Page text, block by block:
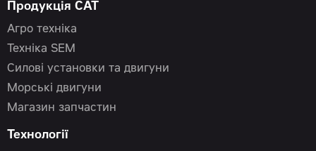
Продукція CAT
Агро техніка
Техніка SEM
Силові установки та двигуни
Морські двигуни
Магазин запчастин
Технології